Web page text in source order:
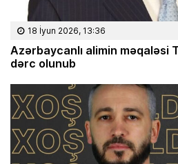
18 İyun 2026, 13:36
Azərbaycanlı alimin məqaləsi
dərc olunub